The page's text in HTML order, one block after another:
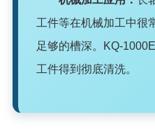
工件等在机械加工中很
足够的槽深。KQ-
工件得到彻底清洗。